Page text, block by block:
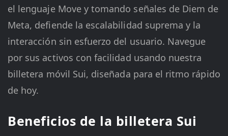
el lenguaje Move y tomando señales de Diem de
Meta, defiende la escalabilidad suprema y la
interacción sin esfuerzo del usuario. Navegue
por sus activos con facilidad usando nuestra
billetera móvil Sui, diseñada para el ritmo rápido
de hoy.
Beneficios de la billetera Sui